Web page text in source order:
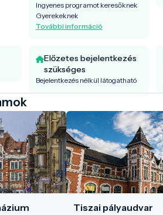
Ingyenes programot keresőknek
Gyerekeknek
További információ
Előzetes bejelentkezés
szükséges
Bejelentkezés nélkül látogatható
Tiszai pályaudvar